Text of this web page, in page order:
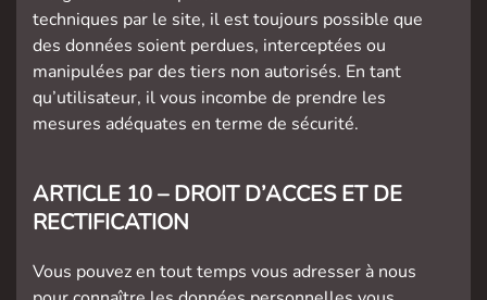
techniques par le site, il est toujours possible que
des données soient perdues, interceptées ou
manipulées par des tiers non autorisés. En tant
qu’utilisateur, il vous incombe de prendre les
mesures adéquates en terme de sécurité.
ARTICLE 10 – DROIT D’ACCES ET DE
RECTIFICATION
Vous pouvez en tout temps vous adresser à nous